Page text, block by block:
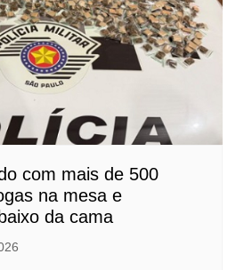
com mais de 500
na mesa e
da cama